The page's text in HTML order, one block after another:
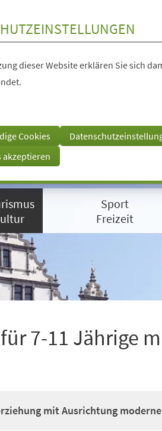
dieser Website erklären Sie sich
Cookies
akzeptieren
Sport
Freizeit
7-11 Jährige
mit Ausrichtung